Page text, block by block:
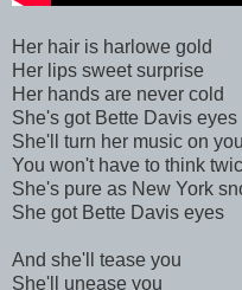
Her hair is harlowe gold
Her lips sweet surprise
Her hands are never cold
She's got Bette Davis eyes
She'll turn her music on you
You won't have to think
She's pure as New York
She got Bette Davis eyes
And she'll tease you
She'll unease you